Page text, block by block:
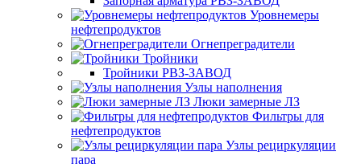
Уровнемеры
нефтепродуктов
Огнепреградители
Тройники
Тройники РВЗ-ЗАВОД
Узлы наполнения
Люки замерные ЛЗ
Фильтры для
нефтепродуктов
Узлы рециркуляции
пара